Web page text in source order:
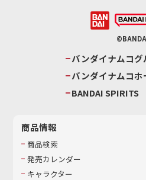
バンダイナムコグ
バンダイナムコホ
BANDAI SPIRITS
商品情報
商品検索
発売カレンダー
キャラクター